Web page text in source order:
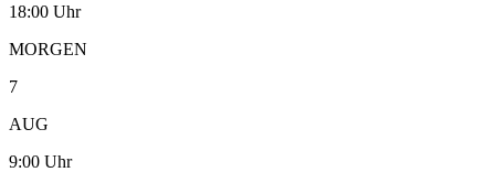
18:00 Uhr
MORGEN
7
AUG
9:00 Uhr